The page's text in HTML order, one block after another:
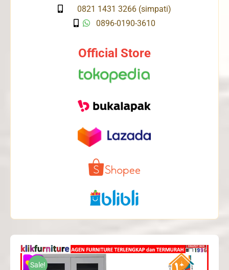
0821 1431 3266 (simpati)
0896-0190-3610
Official Store
Sale!